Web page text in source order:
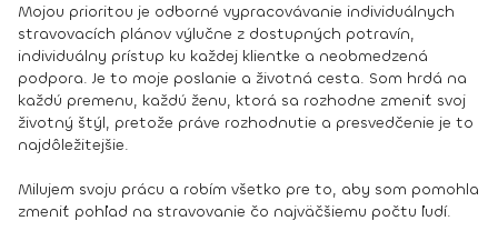
Mojou prioritou je odborné vypracovávanie individuálnych
stravovacích plánov výlučne z dostupných potravín,
individuálny prístup ku každej klientke a neobmedzená
podpora. Je to moje poslanie a životná cesta. Som hrdá na
každú premenu, každú ženu, ktorá sa rozhodne zmeniť svoj
životný štýl, pretože práve rozhodnutie a presvedčenie je to
najdôležitejšie.
Milujem svoju prácu a robím všetko pre to, aby som pomohla
zmeniť pohľad na stravovanie čo najväčšiemu počtu ľudí.